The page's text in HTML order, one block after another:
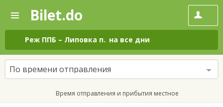
—
Поиск
и
покупка
билетов
на
автобус
онлайн
Bilet.do
Реж ППБ – Липовка п. на все дни
По времени отправления
Время отправления и прибытия местное